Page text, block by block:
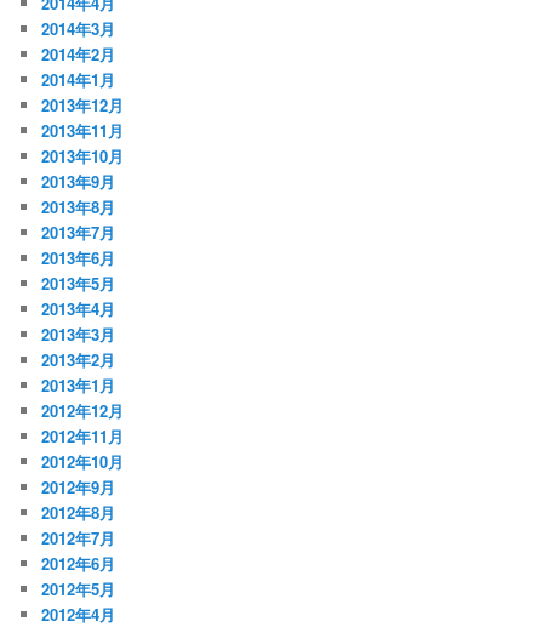
2014年3月
2014年2月
2014年1月
2013年12月
2013年11月
2013年10月
2013年9月
2013年8月
2013年7月
2013年6月
2013年5月
2013年4月
2013年3月
2013年2月
2013年1月
2012年12月
2012年11月
2012年10月
2012年9月
2012年8月
2012年7月
2012年6月
2012年5月
2012年4月